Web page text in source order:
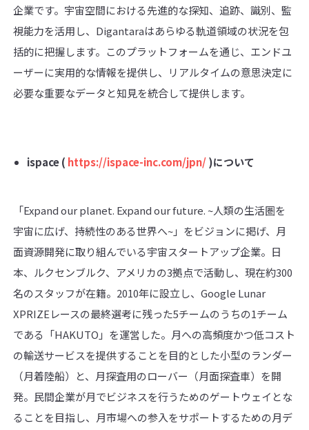
企業です。宇宙空間における先進的な探知、追跡、識別、監
視能力を活用し、Digantaraはあらゆる軌道領域の状況を包
括的に把握します。このプラットフォームを通じ、エンドユ
ーザーに実用的な情報を提供し、リアルタイムの意思決定に
必要な重要なデータと知見を統合して提供します。
ispace ( https://ispace-inc.com/jpn/)について
「Expand our planet. Expand our future. ~人類の生活圏を
宇宙に広げ、持続性のある世界へ~」をビジョンに掲げ、月
面資源開発に取り組んでいる宇宙スタートアップ企業。日
本、ルクセンブルク、アメリカの3拠点で活動し、現在約300
名のスタッフが在籍。2010年に設立し、Google Lunar
XPRIZEレースの最終選考に残った5チームのうちの1チーム
である「HAKUTO」を運営した。月への高頻度かつ低コスト
の輸送サービスを提供することを目的とした小型のランダー
（月着陸船）と、月探査用のローバー（月面探査車）を開
発。民間企業が月でビジネスを行うためのゲートウェイとな
ることを目指し、月市場への参入をサポートするための月デ